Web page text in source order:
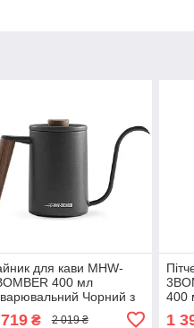
для кави MHW-
400 мл
Чорний з
₴ 2 019 ₴
400
1